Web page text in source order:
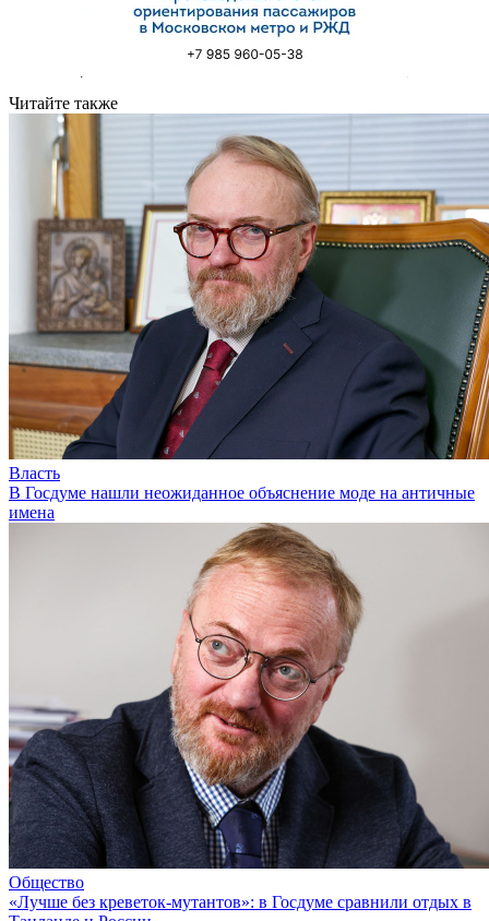
Читайте также
Власть
В Госдуме нашли неожиданное объяснение моде на античные
имена
Общество
«Лучше без креветок-мутантов»: в Госдуме сравнили отдых в